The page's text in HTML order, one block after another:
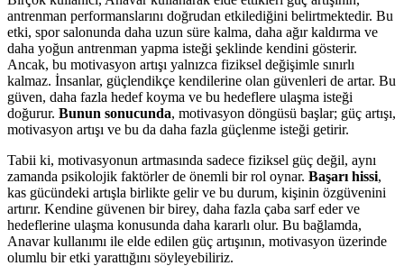
antrenman performanslarını doğrudan etkilediğini belirtmektedir. Bu
etki, spor salonunda daha uzun süre kalma, daha ağır kaldırma ve
daha yoğun antrenman yapma isteği şeklinde kendini gösterir.
Ancak, bu motivasyon artışı yalnızca fiziksel değişimle sınırlı
kalmaz. İnsanlar, güçlendikçe kendilerine olan güvenleri de artar. Bu
güven, daha fazla hedef koyma ve bu hedeflere ulaşma isteği
doğurur. Bunun sonucunda, motivasyon döngüsü başlar; güç artışı,
motivasyon artışı ve bu da daha fazla güçlenme isteği getirir.
Tabii ki, motivasyonun artmasında sadece fiziksel güç değil, aynı
zamanda psikolojik faktörler de önemli bir rol oynar. Başarı hissi,
kas gücündeki artışla birlikte gelir ve bu durum, kişinin özgüvenini
artırır. Kendine güvenen bir birey, daha fazla çaba sarf eder ve
hedeflerine ulaşma konusunda daha kararlı olur. Bu bağlamda,
Anavar kullanımı ile elde edilen güç artışının, motivasyon üzerinde
olumlu bir etki yarattığını söyleyebiliriz.